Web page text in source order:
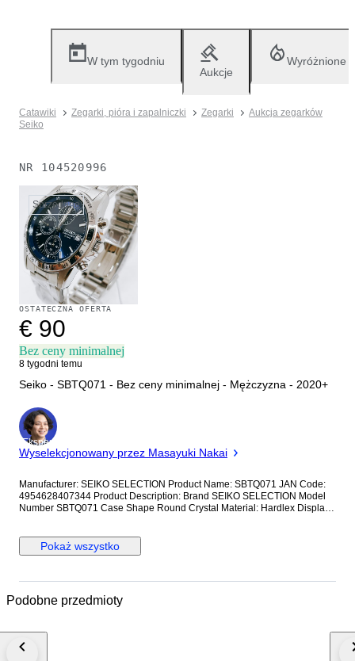
W tym tygodniu
Aukcje
Wyróżnione
Catawiki Zegarki, pióra i zapalniczki Zegarki
Aukcja zegarków
Seiko
NR 104520996
Sprzedane
OSTATECZNA OFERTA
€ 90
Bez ceny minimalnej
8 tygodni temu
Seiko - SBTQ071 - Bez ceny minimalnej - Mężczyzna - 2020+
Ekspert
Wyselekcjonowany przez Masayuki Nakai
Manufacturer: SEIKO SELECTION Product Name: SBTQ071 JAN Code:
4954628407344 Product Description: Brand SEIKO SELECTION Model
Number SBTQ071 Case Shape Round Crystal Material: Hardlex Display
Material/Type: Stainless Steel Band Size: Men's Standard Band Width: 20
millimeters Band Color: Silver Dial Color: Blue Bezel Material: Stainless
Other Functions: Chronograph Movement: Quartz SBTQ071 Quartz 10
warranty card included; not stamped or dated
Pokaż wszystko
Podobne przedmioty